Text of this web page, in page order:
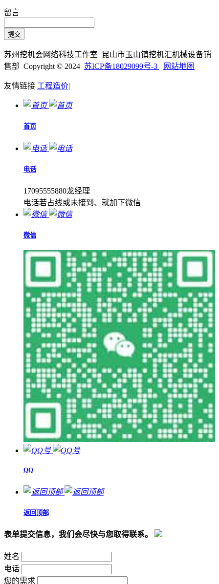
留言
苏州挖机会网络科技工作室 昆山市玉山镇挖机汇机械设备销
售部 Copyright © 2024 苏ICP备18029099号-3 网站地图
友情链接 工程造价|
首页
电话
17095555880龙经理
电话若占线或未接到、就加下微信
微信
QQ
返回顶部
表单提交信息，我们会尽快与您取得联系。
姓名
电话
您的需求